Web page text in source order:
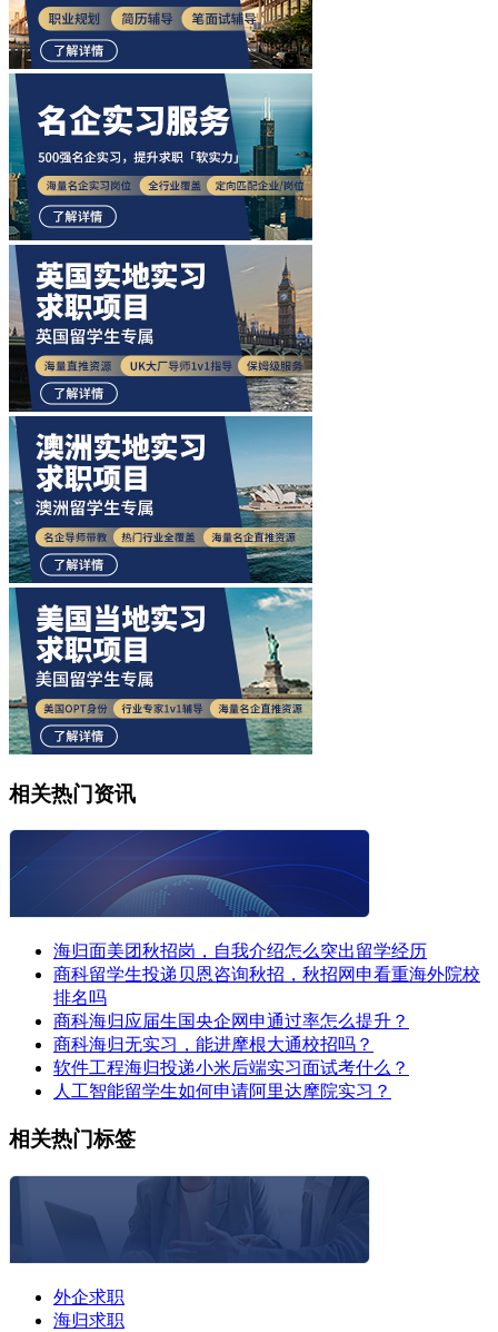
相关热门资讯
海归面美团秋招岗，自我介绍怎么突出留学经历
商科留学生投递贝恩咨询秋招，秋招网申看重海外院校
排名吗
商科海归应届生国央企网申通过率怎么提升？
商科海归无实习，能进摩根大通校招吗？
软件工程海归投递小米后端实习面试考什么？
人工智能留学生如何申请阿里达摩院实习？
相关热门标签
外企求职
海归求职